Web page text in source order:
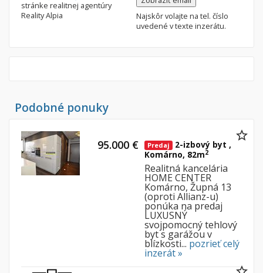
Zatvoriť vyhľadávanie
stránke realitnej agentúry
Reality Alpia
Najskôr volajte na tel. číslo
uvedené v texte inzerátu.
Podobné ponuky
Predaj
2-izbový byt ,
Komárno, 82m2
Realitná kancelária
HOME CENTER
Komárno, Župná 13
(oproti Allianz-u)
ponúka na predaj
LUXUSNÝ
svojpomocný tehlový
byt s garážou v
blízkosti... pozrieť celý
inzerát »
95.000 €